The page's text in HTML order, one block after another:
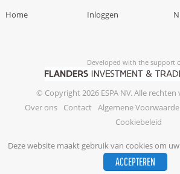
Deze website maakt gebruik van cookies om
ACCEPTEREN
Home Inloggen
Developed with the support
© Copyright 2026 ESPA NV. Alle
Over ons
Contact Algemene
Cookiebeleid